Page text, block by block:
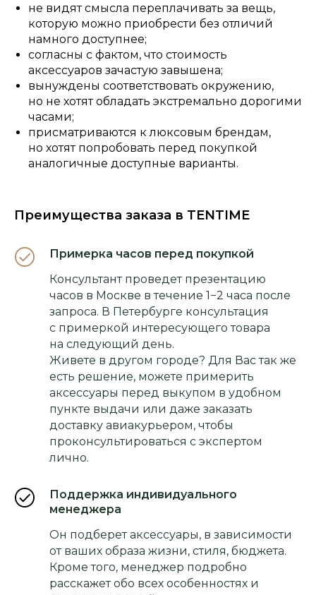
не видят смысла переплачивать за вещь,
которую можно приобрести без отличий
намного доступнее;
согласны с фактом, что стоимость
аксессуаров зачастую завышена;
вынуждены соответствовать окружению,
но не хотят обладать экстремально дорогими
часами;
присматриваются к люксовым брендам,
но хотят попробовать перед покупкой
аналогичные доступные варианты.
Преимущества заказа в TENTIME
Примерка часов перед покупкой
Консультант проведет презентацию
часов в Москве в течение 1−2 часа после
запроса. В Петербурге консультация
с примеркой интересующего товара
на следующий день.
Живете в другом городе? Для Вас так же
есть решение, можете примерить
аксессуары перед выкупом в удобном
пункте выдачи или даже заказать
доставку авиакурьером, чтобы
проконсультироваться с экспертом
лично.
Поддержка индивидуального
менеджера
Он подберет аксессуары, в зависимости
от ваших образа жизни, стиля, бюджета.
Кроме того, менеджер подробно
расскажет обо всех особенностях и